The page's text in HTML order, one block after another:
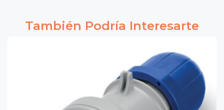
También Podría Interesarte